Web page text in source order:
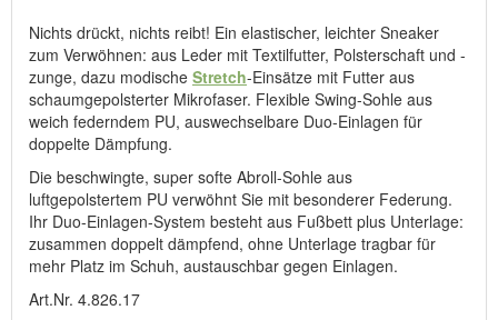
Nichts drückt, nichts reibt! Ein elastischer, leichter Sneaker
zum Verwöhnen: aus Leder mit Textilfutter, Polsterschaft und -
zunge, dazu modische Stretch-Einsätze mit Futter aus
schaumgepolsterter Mikrofaser. Flexible Swing-Sohle aus
weich federndem PU, auswechselbare Duo-Einlagen für
doppelte Dämpfung.
Die beschwingte, super softe Abroll-Sohle aus
luftgepolstertem PU verwöhnt Sie mit besonderer Federung.
Ihr Duo-Einlagen-System besteht aus Fußbett plus Unterlage:
zusammen doppelt dämpfend, ohne Unterlage tragbar für
mehr Platz im Schuh, austauschbar gegen Einlagen.
Art.Nr. 4.826.17